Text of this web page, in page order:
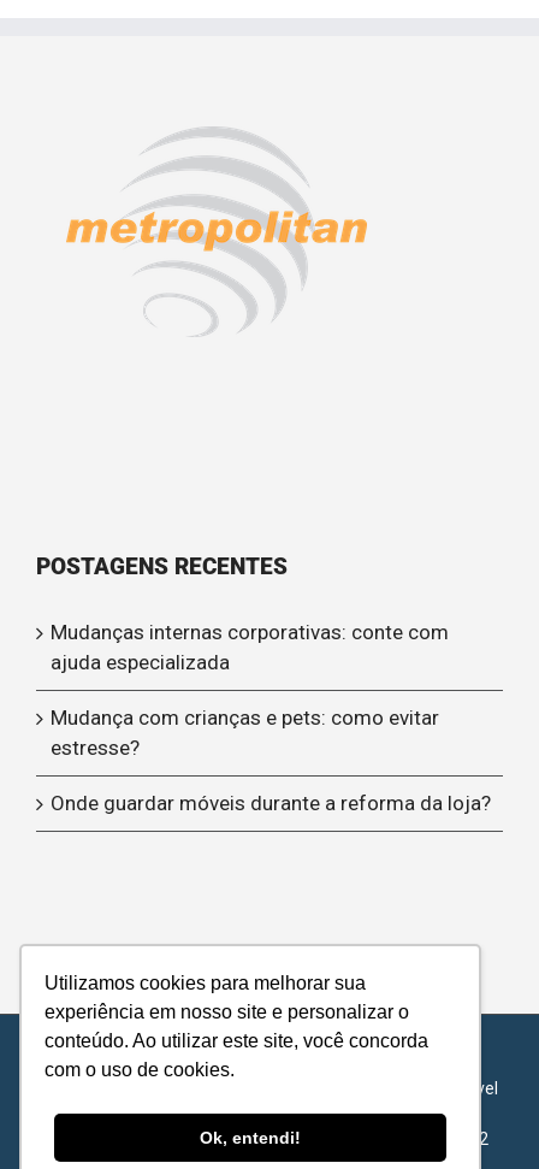
Utilizamos cookies para melhorar sua
experiência em nosso site e personalizar o
conteúdo. Ao utilizar este site, você concorda
com o uso de cookies.
Ok, entendi!
POSTAGENS RECENTES
Mudanças internas corporativas: conte com
ajuda especializada
Mudança com crianças e pets: como evitar
estresse?
Onde guardar móveis durante a reforma da loja?
© Copyright 2012 -| Metropolitan Transports - Todos os
Acordo de Nível
de Serviço
METROPOLITAN TRANSPORTS S.A - 62.422.878/0001-72